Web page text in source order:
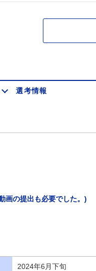
選考情報
画の提出も必要でした。)
2024年6月下旬